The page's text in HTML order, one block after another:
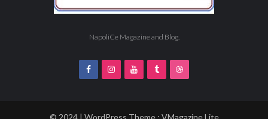
NapoliCe Magazine and Blog.
© 2024 | WordPress Theme : VMagazine Lite